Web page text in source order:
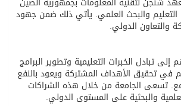
والبحث العلمي. يأتي ذلك ضمن جهود
والتعاون الدولي.
تبادل الخبرات التعليمية وتطوير البرامج
في تحقيق الأهداف المشتركة ويعود بالنفع
تسعى الجامعة من خلال هذه الشراكات
والبحثية على المستوى الدولي.